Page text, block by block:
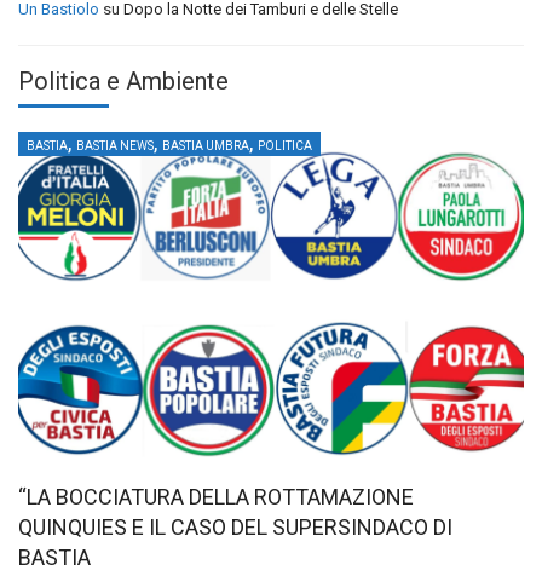
Un Bastiolo su Dopo la Notte dei Tamburi e delle Stelle
Politica e Ambiente
BASTIA, BASTIA NEWS, BASTIA UMBRA, POLITICA
“LA BOCCIATURA DELLA ROTTAMAZIONE
QUINQUIES E IL CASO DEL SUPERSINDACO DI
BASTIA